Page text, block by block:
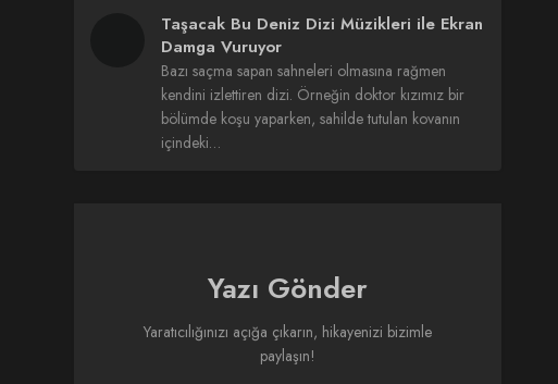
Taşacak Bu Deniz Dizi Müzikleri ile Ekran
Damga Vuruyor
Bazı saçma sapan sahneleri olmasına rağmen
kendini izlettiren dizi. Örneğin doktor kızımız bir
bölümde koşu yaparken, sahilde tutulan kovanın
içindeki…
Yazı Gönder
Yaratıcılığınızı açığa çıkarın, hikayenizi bizimle
paylaşın!